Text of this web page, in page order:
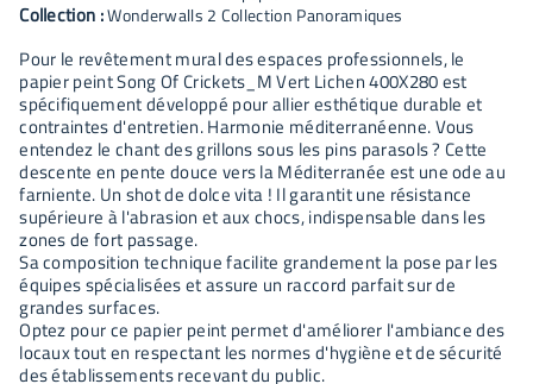
Collection :Wonderwalls 2 Collection Panoramiques
Pour le revêtement mural des espaces professionnels, le
papier peint Song Of Crickets_M Vert Lichen 400X280 est
spécifiquement développé pour allier esthétique durable et
contraintes d'entretien. Harmonie méditerranéenne. Vous
entendez le chant des grillons sous les pins parasols ? Cette
descente en pente douce vers la Méditerranée est une ode au
farniente. Un shot de dolce vita ! Il garantit une résistance
supérieure à l'abrasion et aux chocs, indispensable dans les
zones de fort passage.
Sa composition technique facilite grandement la pose par les
équipes spécialisées et assure un raccord parfait sur de
grandes surfaces.
Optez pour ce papier peint permet d'améliorer l'ambiance des
locaux tout en respectant les normes d'hygiène et de sécurité
des établissements recevant du public.